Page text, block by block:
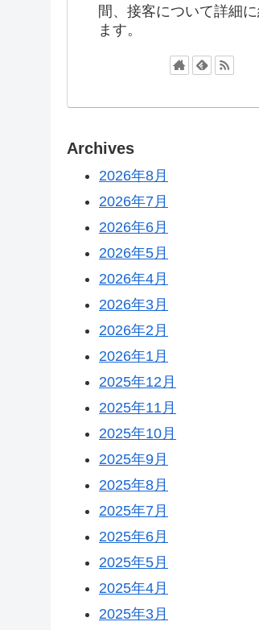
間、接客について詳細
ます。
Archives
2026年8月
2026年7月
2026年6月
2026年5月
2026年4月
2026年3月
2026年2月
2026年1月
2025年12月
2025年11月
2025年10月
2025年9月
2025年8月
2025年7月
2025年6月
2025年5月
2025年4月
2025年3月